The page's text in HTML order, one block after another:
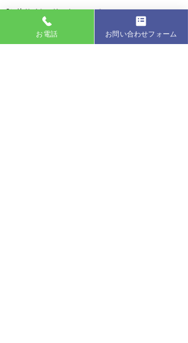
2）他サイトのリンクについて
当社ホームページには、お客さまに対し、有用な情報・
サービスをご提供するため他の会社の運営するホームペ
ージへのリンクがあります。リンク先のホームページに
お電話 お問い合わせフォーム